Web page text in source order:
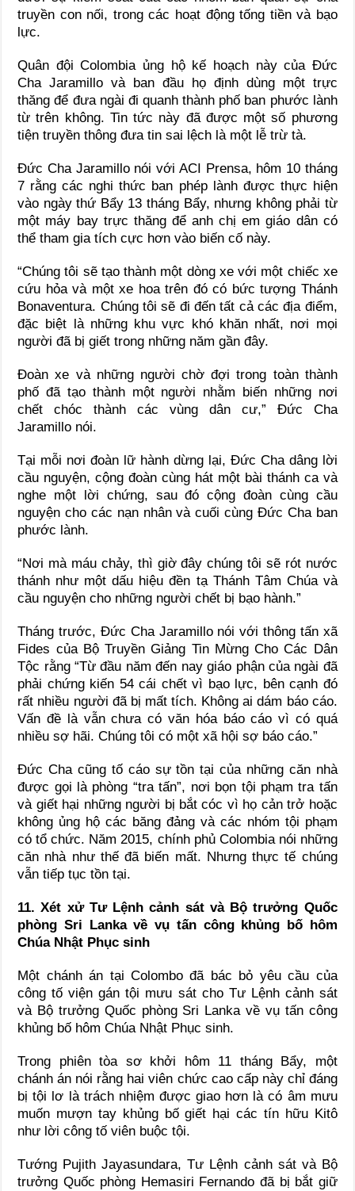
truyền con nối, trong các hoạt động tống tiền và bạo
lực.
Quân đội Colombia ủng hộ kế hoạch này của Đức
Cha Jaramillo và ban đầu họ định dùng một trực
thăng để đưa ngài đi quanh thành phố ban phước lành
từ trên không. Tin tức này đã được một số phương
tiện truyền thông đưa tin sai lệch là một lễ trừ tà.
Đức Cha Jaramillo nói với ACI Prensa, hôm 10 tháng
7 rằng các nghi thức ban phép lành được thực hiện
vào ngày thứ Bẩy 13 tháng Bẩy, nhưng không phải từ
một máy bay trực thăng để anh chị em giáo dân có
thể tham gia tích cực hơn vào biến cố này.
“Chúng tôi sẽ tạo thành một dòng xe với một chiếc xe
cứu hỏa và một xe hoa trên đó có bức tượng Thánh
Bonaventura. Chúng tôi sẽ đi đến tất cả các địa điểm,
đặc biệt là những khu vực khó khăn nhất, nơi mọi
người đã bị giết trong những năm gần đây.
Đoàn xe và những người chờ đợi trong toàn thành
phố đã tạo thành một người nhằm biến những nơi
chết chóc thành các vùng dân cư,” Đức Cha
Jaramillo nói.
Tại mỗi nơi đoàn lữ hành dừng lại, Đức Cha dâng lời
cầu nguyện, cộng đoàn cùng hát một bài thánh ca và
nghe một lời chứng, sau đó cộng đoàn cùng cầu
nguyện cho các nạn nhân và cuối cùng Đức Cha ban
phước lành.
“Nơi mà máu chảy, thì giờ đây chúng tôi sẽ rót nước
thánh như một dấu hiệu đền tạ Thánh Tâm Chúa và
cầu nguyện cho những người chết bị bạo hành.”
Tháng trước, Đức Cha Jaramillo nói với thông tấn xã
Fides của Bộ Truyền Giảng Tin Mừng Cho Các Dân
Tộc rằng “Từ đầu năm đến nay giáo phận của ngài đã
phải chứng kiến 54 cái chết vì bạo lực, bên cạnh đó
rất nhiều người đã bị mất tích. Không ai dám báo cáo.
Vấn đề là vẫn chưa có văn hóa báo cáo vì có quá
nhiều sợ hãi. Chúng tôi có một xã hội sợ báo cáo.”
Đức Cha cũng tố cáo sự tồn tại của những căn nhà
được gọi là phòng “tra tấn”, nơi bọn tội phạm tra tấn
và giết hại những người bị bắt cóc vì họ cản trở hoặc
không ủng hộ các băng đảng và các nhóm tội phạm
có tổ chức. Năm 2015, chính phủ Colombia nói những
căn nhà như thế đã biến mất. Nhưng thực tế chúng
vẫn tiếp tục tồn tại.
11. Xét xử Tư Lệnh cảnh sát và Bộ trưởng Quốc
phòng Sri Lanka về vụ tấn công khủng bố hôm
Chúa Nhật Phục sinh
Một chánh án tại Colombo đã bác bỏ yêu cầu của
công tố viện gán tội mưu sát cho Tư Lệnh cảnh sát
và Bộ trưởng Quốc phòng Sri Lanka về vụ tấn công
khủng bố hôm Chúa Nhật Phục sinh.
Trong phiên tòa sơ khởi hôm 11 tháng Bẩy, một
chánh án nói rằng hai viên chức cao cấp này chỉ đáng
bị tội lơ là trách nhiệm được giao hơn là có âm mưu
muốn mượn tay khủng bố giết hại các tín hữu Kitô
như lời công tố viên buộc tội.
Tướng Pujith Jayasundara, Tư Lệnh cảnh sát và Bộ
trưởng Quốc phòng Hemasiri Fernando đã bị bắt giữ